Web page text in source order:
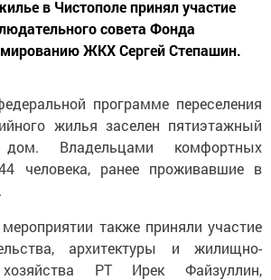
в Чистополе принял участие
совета Фонда
ЖКХ Сергей Степашин.
программе переселения
жилья заселен пятиэтажный
дом. Владельцами комфортных
человека, ранее проживавшие в
также приняли участие
архитектуры и жилищно-
хозяйства РТ Ирек Файзуллин,